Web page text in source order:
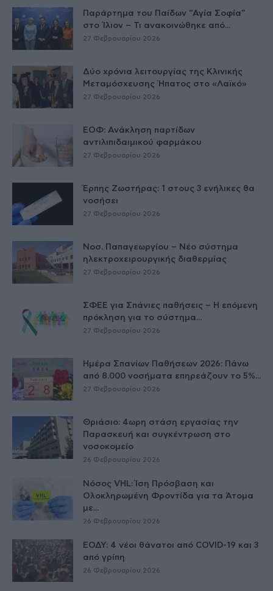
Παράρτημα του Παίδων “Αγία Σοφία”
στο Ίλιον – Τι ανακοινώθηκε από...
27 Φεβρουαρίου 2026
Δύο χρόνια λειτουργίας της Κλινικής
Μεταμόσχευσης Ήπατος στο «Λαϊκό»
27 Φεβρουαρίου 2026
ΕΟΦ: Ανάκληση παρτίδων
αντιλιπιδαιμικού φαρμάκου
27 Φεβρουαρίου 2026
Έρπης Ζωστήρας: 1 στους 3 ενήλικες θα
νοσήσει
27 Φεβρουαρίου 2026
Νοσ. Παπαγεωργίου – Νέο σύστημα
ηλεκτροχειρουργικής διαθερμίας
27 Φεβρουαρίου 2026
ΣΦΕΕ για Σπάνιες παθήσεις – Η επόμενη
πρόκληση για το σύστημα...
27 Φεβρουαρίου 2026
Ημέρα Σπανίων Παθήσεων 2026: Πάνω
από 8.000 νοσήματα επηρεάζουν το 5%...
27 Φεβρουαρίου 2026
Θριάσιο: 4ωρη στάση εργασίας την
Παρασκευή και συγκέντρωση στο
νοσοκομείο
26 Φεβρουαρίου 2026
Νόσος VHL: Ίση Πρόσβαση και
Ολοκληρωμένη Φροντίδα για τα Άτομα
με...
26 Φεβρουαρίου 2026
ΕΟΔΥ: 4 νέοι θάνατοι από COVID-19 και 3
από γρίπη
26 Φεβρουαρίου 2026